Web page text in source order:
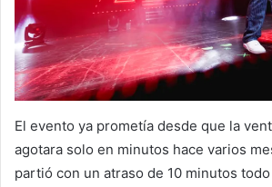
El evento ya prometía desde que la
agotara solo en minutos hace varios
partió con un atraso de 10 minutos